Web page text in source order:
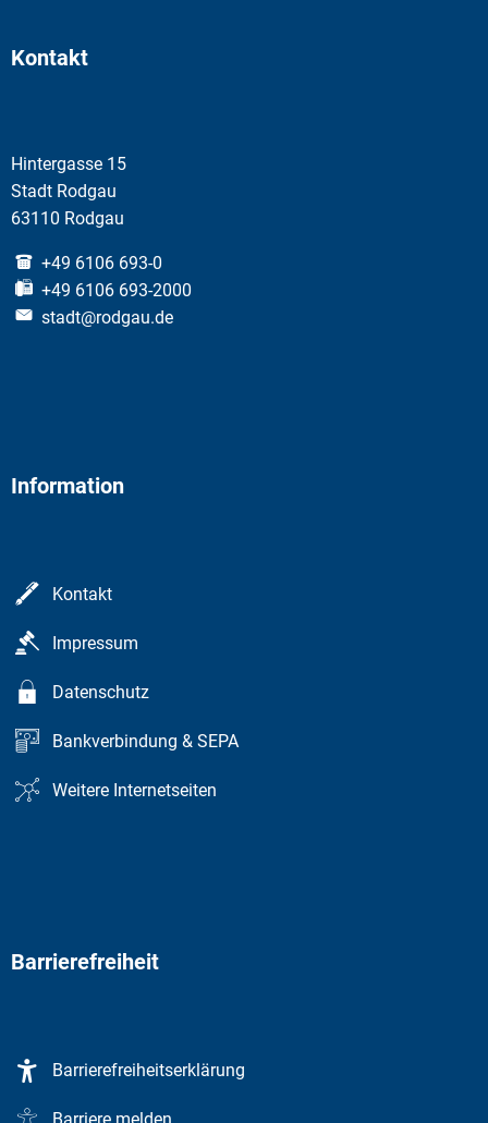
Kontakt
Hintergasse 15
Stadt Rodgau
63110 Rodgau
+49 6106 693-0
+49 6106 693-2000
stadt@rodgau.de
Information
Kontakt
Impressum
Datenschutz
Bankverbindung & SEPA
Weitere Internetseiten
Barrierefreiheit
Barrierefreiheitserklärung